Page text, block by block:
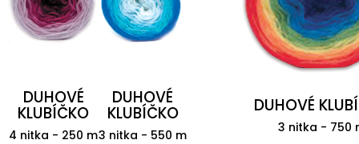
DUHOVÉ
KLUBÍČKO
4 nitka - 250 m
DUHOVÉ
KLUBÍČKO
3 nitka - 550 m
DUHOVÉ
3 nitka - 750